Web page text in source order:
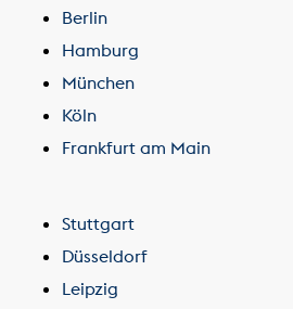
Berlin
Hamburg
München
Köln
Frankfurt am Main
Stuttgart
Düsseldorf
Leipzig